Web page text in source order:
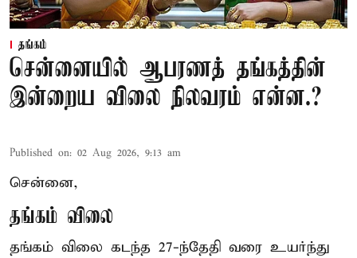
தங்கம்
சென்னையில் ஆபரணத் தங்கத்தின்
இன்றைய விலை நிலவரம் என்ன.?
Published on: 02 Aug 2026, 9:13 am
சென்னை,
தங்கம் விலை
தங்கம் விலை கடந்த 27-ந்தேதி வரை உயர்ந்து